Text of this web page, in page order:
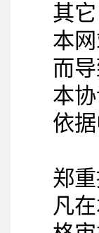
其它
本
而
本
依
郑
凡